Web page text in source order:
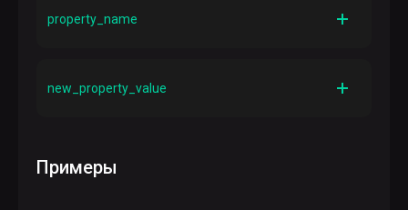
property_name
new_property_value
Примеры